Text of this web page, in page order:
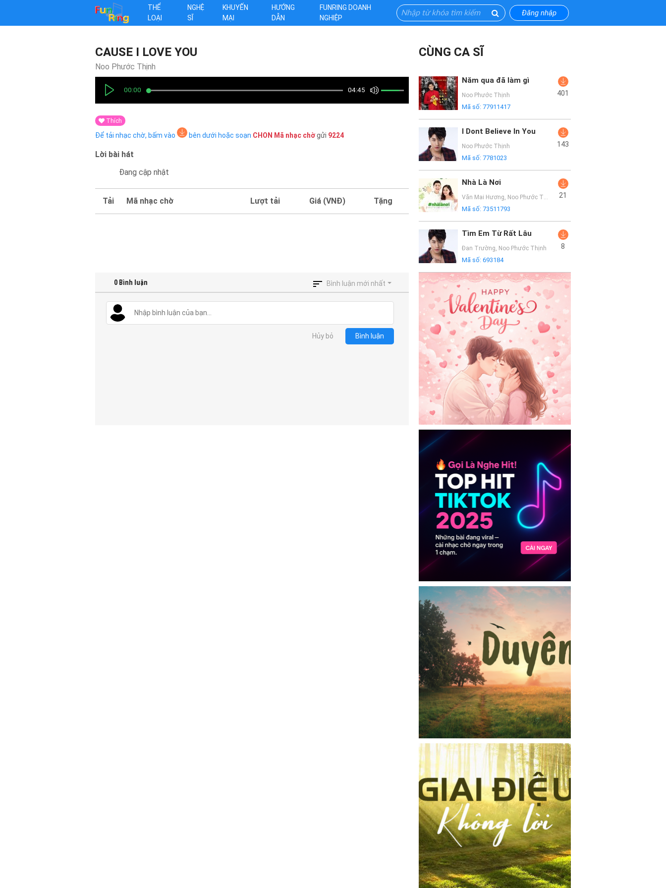
THỂ
LOẠI
NGHỆ
SĨ
KHUYẾN
MẠI
HƯỚNG
DẪN
FUNRING DOANH
NGHIỆP
Đăng nhập
CAUSE I LOVE YOU
Noo Phước Thịnh
00:00 04:45
Thích
Để tải nhạc chờ, bấm vào bên dưới hoặc soạn CHON Mã nhạc chờgửi 9224
Lời bài hát
Đang cập nhật
Tải Mã nhạc chờ Lượt tải Giá (VNĐ) Tặng
CÙNG CA SĨ
Năm qua đã làm gì
Noo Phước Thịnh
Mã số:77911417
401
I Dont Believe In You
Noo Phước Thịnh
Mã số:7781023
143
Nhà Là Nơi
Văn Mai Hương, Noo Phước Thịnh
Mã số:73511793
21
Tìm Em Từ Rất Lâu
Đan Trường, Noo Phước Thịnh
Mã số:693184
8
0 Bình luận Bình luận mới nhất
Hủy bỏ Bình luận